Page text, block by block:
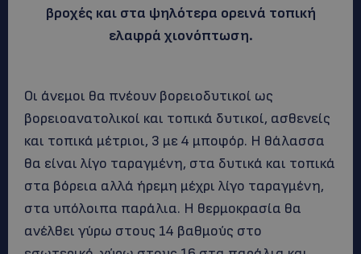
βροχές και στα ψηλότερα ορεινά τοπική
ελαφρά χιονόπτωση.
Οι άνεμοι θα πνέουν βορειοδυτικοί ως
βορειοανατολικοί και τοπικά δυτικοί, ασθενείς
και τοπικά μέτριοι, 3 με 4 μποφόρ. Η θάλασσα
θα είναι λίγο ταραγμένη, στα δυτικά και τοπικά
στα βόρεια αλλά ήρεμη μέχρι λίγο ταραγμένη,
στα υπόλοιπα παράλια. Η θερμοκρασία θα
ανέλθει γύρω στους 14 βαθμούς στο